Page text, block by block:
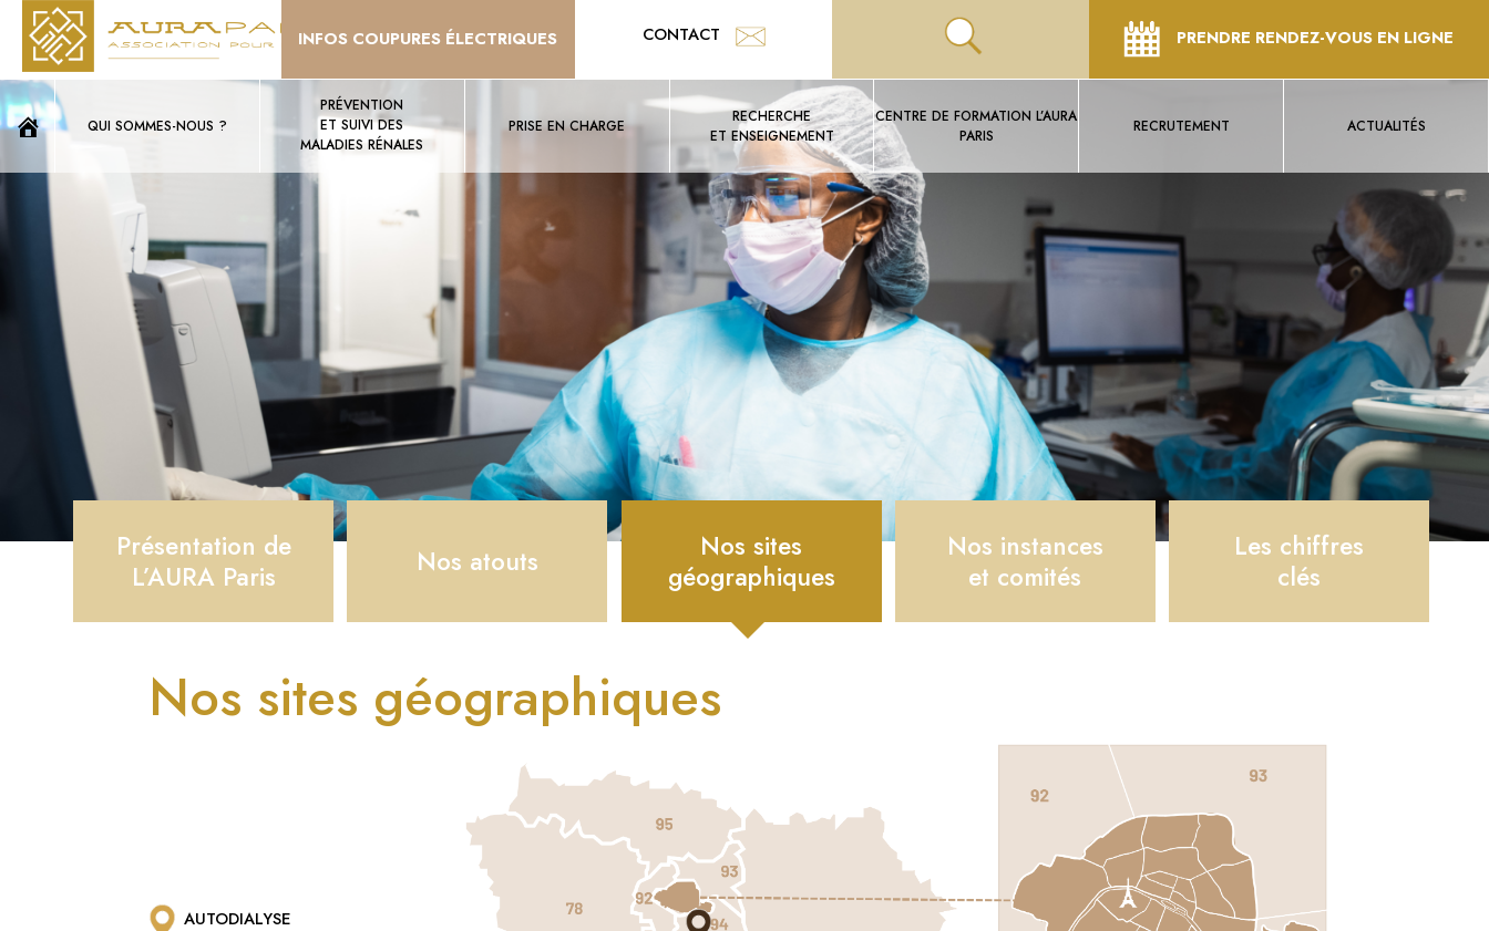
INFOS COUPURES ÉLECTRIQUES CONTACT PRENDRE RENDEZ-VOUS EN LIGNE
QUI SOMMES-NOUS ?
PRÉVENTION
ET SUIVI DES
MALADIES RÉNALES
PRISE EN CHARGE
RECHERCHE
ET ENSEIGNEMENT
CENTRE DE FORMATION L’AURA
PARIS
RECRUTEMENT ACTUALITÉS
Présentation de
L’AURA Paris
Nos atouts
Nos sites
géographiques
Nos instances
et comités
Les chiffres
clés
Nos sites géographiques
AUTODIALYSE